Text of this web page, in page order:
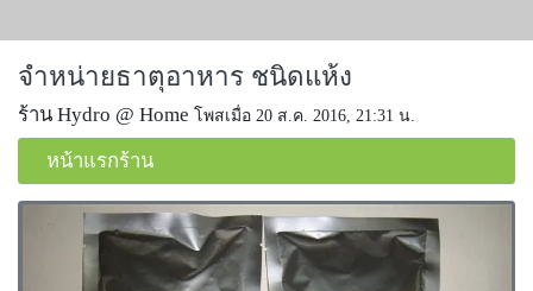
จำหน่ายธาตุอาหาร ชนิดแห้ง
ร้าน Hydro @ Home โพสเมื่อ 20 ส.ค. 2016, 21:31 น.
หน้าแรกร้าน